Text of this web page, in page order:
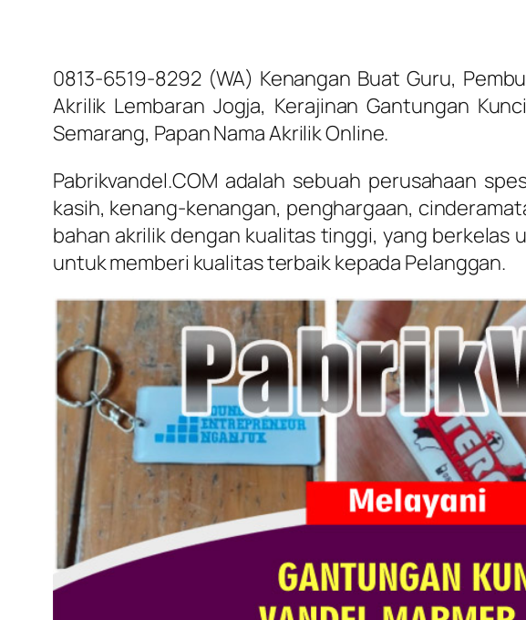
0813-6519-8292 (WA) Kenangan Buat Guru,
Akrilik Lembaran Jogja, Kerajinan Gantungan
Semarang, Papan Nama Akrilik Online.
Pabrikvandel.COM adalah sebuah perusahaan
kasih, kenang-kenangan, penghargaan,
bahan akrilik dengan kualitas tinggi, yang berkelas
untuk memberi kualitas terbaik kepada Pelanggan.